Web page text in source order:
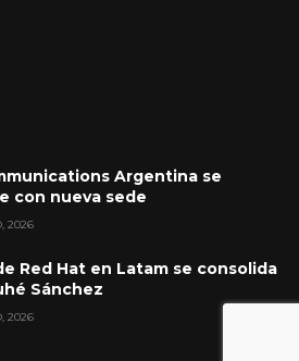
Argentina se
con nueva sede
2026
Red Hat en Latam se consolida
Sánchez
2026